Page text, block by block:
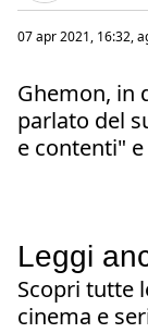
07 apr 2021, 16:32,
Ghemon, in
parlato del
e contenti"
Leggi
Scopri tutte
cinema e